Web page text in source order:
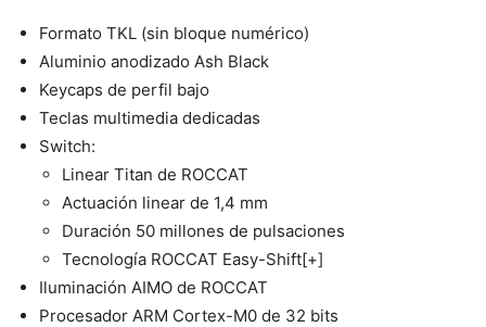
Formato TKL (sin bloque numérico)
Aluminio anodizado Ash Black
Keycaps de perfil bajo
Teclas multimedia dedicadas
Switch:
Linear Titan de ROCCAT
Actuación linear de 1,4 mm
Duración 50 millones de pulsaciones
Tecnología ROCCAT Easy-Shift[+]
Iluminación AIMO de ROCCAT
Procesador ARM Cortex-M0 de 32 bits